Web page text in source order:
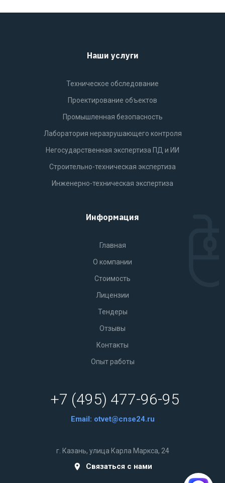
Наши услуги
Техническое обследование
Проектирование объектов
Промышленная безопасность
Лаборатория неразрушающего контроля
Негосударственная экспертиза ПД и ИИ
Строительно-техническая экспертиза
Инженерно-техническая экспертиза
Информация
Главная
О компании
Стоимость
Лицензии
Тендеры
Отзывы
Контакты
Опыт работы
+7 (495) 477-96-95
Email: otvet@cnse24.ru
г. Казань, улица Карла Маркса, 24
Связаться с нами